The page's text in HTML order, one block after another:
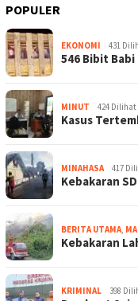
POPULER
EKONOMI 431
546 Bibit
MINUT 424 Dilihat
Kasus
MINAHASA 417
Kebakaran
BERITA UTAMA
Kebakaran
KRIMINAL 398